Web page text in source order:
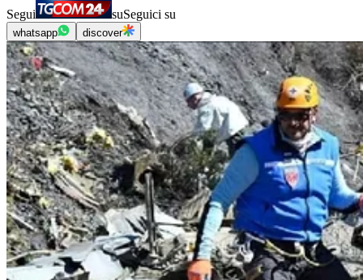
Segui suSeguici su
whatsapp discover